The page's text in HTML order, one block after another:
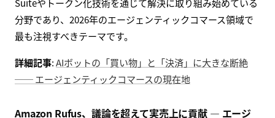
Suiteやトークン化技術を通じて解決に取り組み始めている
分野であり、2026年のエージェンティックコマース領域で
最も注視すべきテーマです。
詳細記事:AIボットの「買い物」と「決済」に大きな断絶
── エージェンティックコマースの現在地
Amazon Rufus、議論を超えて実売上に貢献 — エージ